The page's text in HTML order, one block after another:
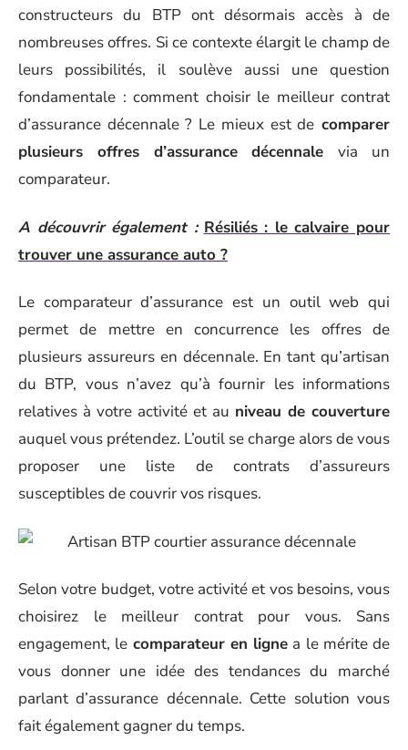
constructeurs du BTP ont désormais accès à de
nombreuses offres. Si ce contexte élargit le champ de
leurs possibilités, il soulève aussi une question
fondamentale : comment choisir le meilleur contrat
d’assurance décennale ? Le mieux est de comparer
plusieurs offres d’assurance décennalevia un
comparateur.
A découvrir également : Résiliés : le calvaire pour
trouver une assurance auto ?
Le comparateur d’assurance est un outil web qui
permet de mettre en concurrence les offres de
plusieurs assureurs en décennale. En tant qu’artisan
du BTP, vous n’avez qu’à fournir les informations
relatives à votre activité et au niveau de couverture
auquel vous prétendez. L’outil se charge alors de vous
proposer une liste de contrats d’assureurs
susceptibles de couvrir vos risques.
Selon votre budget, votre activité et vos besoins, vous
choisirez le meilleur contrat pour vous. Sans
engagement, le comparateur en ligne a le mérite de
vous donner une idée des tendances du marché
parlant d’assurance décennale. Cette solution vous
fait également gagner du temps.